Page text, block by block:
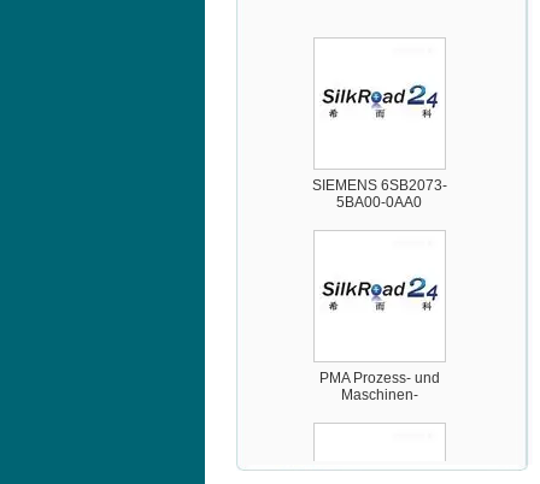
5BA00-0AA0
Maschinen-
Automation GmbH